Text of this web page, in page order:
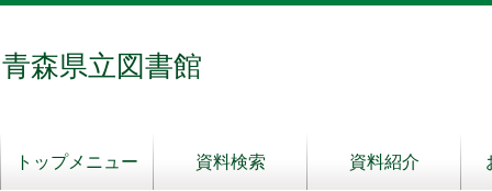
青森県立図書館
トップメニュー 資料検索 資料紹介